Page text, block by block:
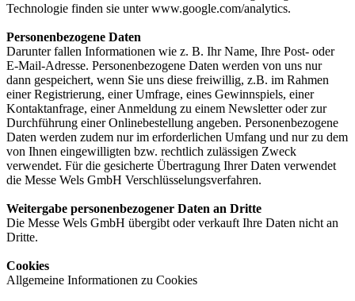
Technologie finden sie unter www.google.com/analytics.
Personenbezogene Daten
Darunter fallen Informationen wie z. B. Ihr Name, Ihre Post- oder
E-Mail-Adresse. Personenbezogene Daten werden von uns nur
dann gespeichert, wenn Sie uns diese freiwillig, z.B. im Rahmen
einer Registrierung, einer Umfrage, eines Gewinnspiels, einer
Kontaktanfrage, einer Anmeldung zu einem Newsletter oder zur
Durchführung einer Onlinebestellung angeben. Personenbezogene
Daten werden zudem nur im erforderlichen Umfang und nur zu dem
von Ihnen eingewilligten bzw. rechtlich zulässigen Zweck
verwendet. Für die gesicherte Übertragung Ihrer Daten verwendet
die Messe Wels GmbH Verschlüsselungsverfahren.
Weitergabe personenbezogener Daten an Dritte
Die Messe Wels GmbH übergibt oder verkauft Ihre Daten nicht an
Dritte.
Cookies
Allgemeine Informationen zu Cookies